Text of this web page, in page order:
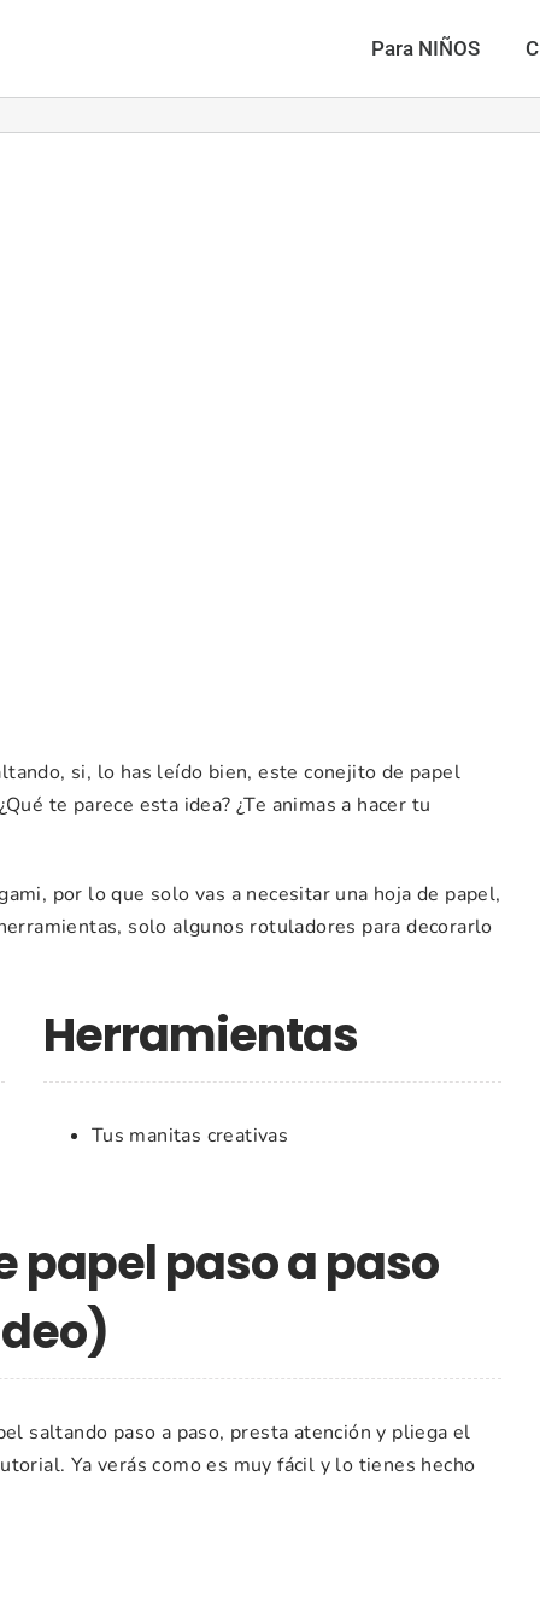
Para NIÑOS
si, lo has leído bien, este conejito de papel
te parece esta idea? ¿Te animas a hacer tu
por lo que solo vas a necesitar una hoja de papel,
solo algunos rotuladores para decorarlo
Herramientas
Tus manitas creativas
papel paso a paso
saltando paso a paso, presta atención y pliega el
Ya verás como es muy fácil y lo tienes hecho